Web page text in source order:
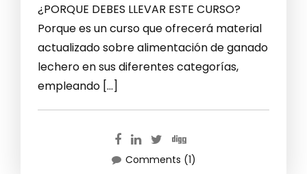
¿PORQUE DEBES LLEVAR ESTE CURSO?
Porque es un curso que ofrecerá material
actualizado sobre alimentación de ganado
lechero en sus diferentes categorías,
empleando […]
Comments (1)